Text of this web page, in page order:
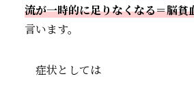
流が一時的に足りなくなる＝脳貧
言います。
症状としては